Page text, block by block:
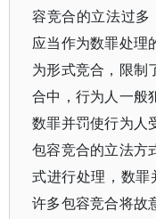
容竞合的立法过
应当作为数罪处理
为形式竞合，限制
合中，行为人一般
数罪并罚使行为人
包容竞合的立法方
式进行处理，数罪
许多包容竞合将故